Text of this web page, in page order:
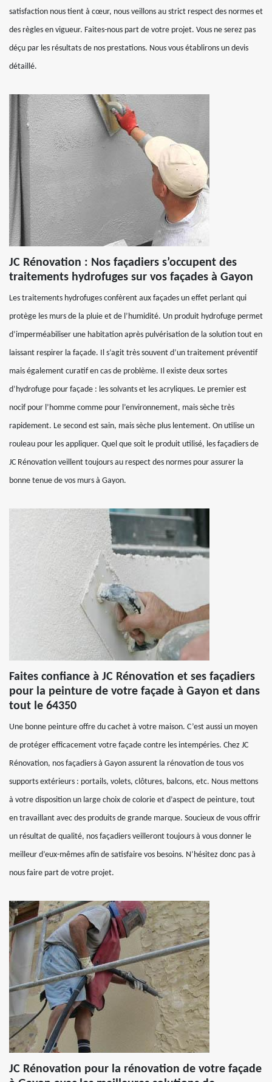
satisfaction nous tient à cœur, nous veillons au strict respect des normes et
des règles en vigueur. Faites-nous part de votre projet. Vous ne serez pas
déçu par les résultats de nos prestations. Nous vous établirons un devis
détaillé.
JC Rénovation : Nos façadiers s’occupent des
traitements hydrofuges sur vos façades à Gayon
Les traitements hydrofuges confèrent aux façades un effet perlant qui
protège les murs de la pluie et de l’humidité. Un produit hydrofuge permet
d’imperméabiliser une habitation après pulvérisation de la solution tout en
laissant respirer la façade. Il s’agit très souvent d’un traitement préventif
mais également curatif en cas de problème. Il existe deux sortes
d’hydrofuge pour façade : les solvants et les acryliques. Le premier est
nocif pour l’homme comme pour l’environnement, mais sèche très
rapidement. Le second est sain, mais sèche plus lentement. On utilise un
rouleau pour les appliquer. Quel que soit le produit utilisé, les façadiers de
JC Rénovation veillent toujours au respect des normes pour assurer la
bonne tenue de vos murs à Gayon.
Faites confiance à JC Rénovation et ses façadiers
pour la peinture de votre façade à Gayon et dans
tout le 64350
Une bonne peinture offre du cachet à votre maison. C’est aussi un moyen
de protéger efficacement votre façade contre les intempéries. Chez JC
Rénovation, nos façadiers à Gayon assurent la rénovation de tous vos
supports extérieurs : portails, volets, clôtures, balcons, etc. Nous mettons
à votre disposition un large choix de colorie et d’aspect de peinture, tout
en travaillant avec des produits de grande marque. Soucieux de vous offrir
un résultat de qualité, nos façadiers veilleront toujours à vous donner le
meilleur d’eux-mêmes afin de satisfaire vos besoins. N’hésitez donc pas à
nous faire part de votre projet.
JC Rénovation pour la rénovation de votre façade